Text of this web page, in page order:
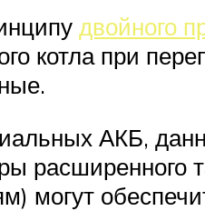
двойного
котла при
АКБ,
расширенного
могут